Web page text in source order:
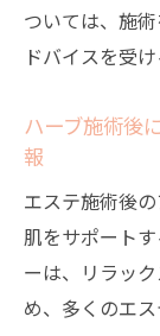
ついては、施
ドバイスを受け
ハーブ施術後
報
エステ施術後
肌をサポート
ーは、リラッ
め、多くのエ